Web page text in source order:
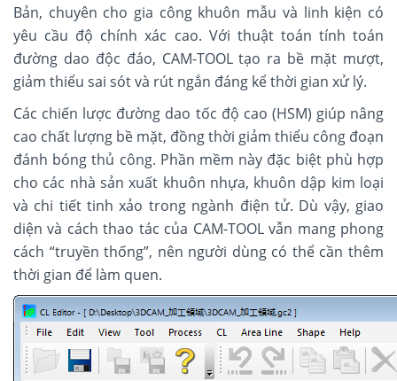
Bản, chuyên cho gia công khuôn mẫu và linh kiện có
yêu cầu độ chính xác cao. Với thuật toán tính toán
đường dao độc đáo, CAM-TOOL tạo ra bề mặt mượt,
giảm thiểu sai sót và rút ngắn đáng kể thời gian xử lý.
Các chiến lược đường dao tốc độ cao (HSM) giúp nâng
cao chất lượng bề mặt, đồng thời giảm thiểu công đoạn
đánh bóng thủ công. Phần mềm này đặc biệt phù hợp
cho các nhà sản xuất khuôn nhựa, khuôn dập kim loại
và chi tiết tinh xảo trong ngành điện tử. Dù vậy, giao
diện và cách thao tác của CAM-TOOL vẫn mang phong
cách “truyền thống”, nên người dùng có thể cần thêm
thời gian để làm quen.